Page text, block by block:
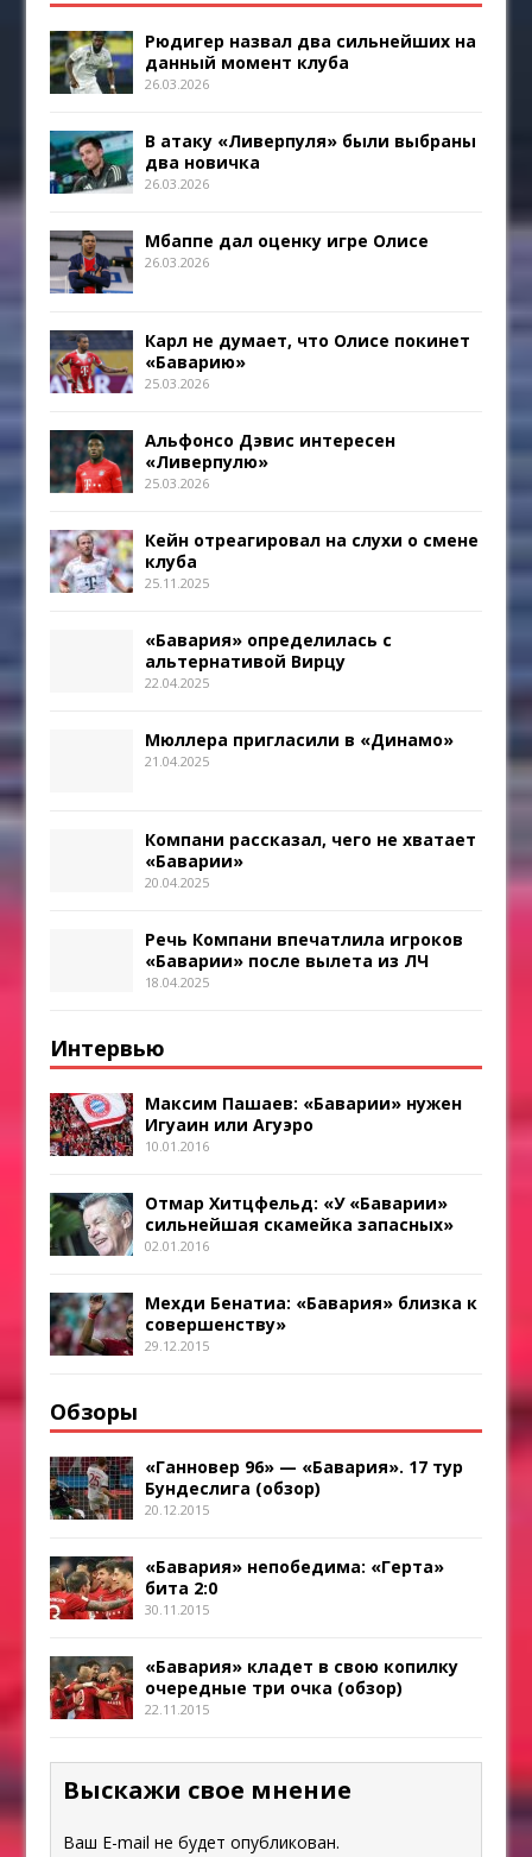
Рюдигер назвал два сильнейших на
данный момент клуба
26.03.2026
В атаку «Ливерпуля» были выбраны
два новичка
26.03.2026
Мбаппе дал оценку игре Олисе
26.03.2026
Карл не думает, что Олисе покинет
«Баварию»
25.03.2026
Альфонсо Дэвис интересен
«Ливерпулю»
25.03.2026
Кейн отреагировал на слухи о смене
клуба
25.11.2025
«Бавария» определилась с
альтернативой Вирцу
22.04.2025
Мюллера пригласили в «Динамо»
21.04.2025
Компани рассказал, чего не хватает
«Баварии»
20.04.2025
Речь Компани впечатлила игроков
«Баварии» после вылета из ЛЧ
18.04.2025
Интервью
Максим Пашаев: «Баварии» нужен
Игуаин или Агуэро
10.01.2016
Отмар Хитцфельд: «У «Баварии»
сильнейшая скамейка запасных»
02.01.2016
Мехди Бенатиа: «Бавария» близка к
совершенству»
29.12.2015
Обзоры
«Ганновер 96» — «Бавария». 17 тур
Бундеслига (обзор)
20.12.2015
«Бавария» непобедима: «Герта»
бита 2:0
30.11.2015
«Бавария» кладет в свою копилку
очередные три очка (обзор)
22.11.2015
Выскажи свое мнение
Ваш E-mail не будет опубликован.